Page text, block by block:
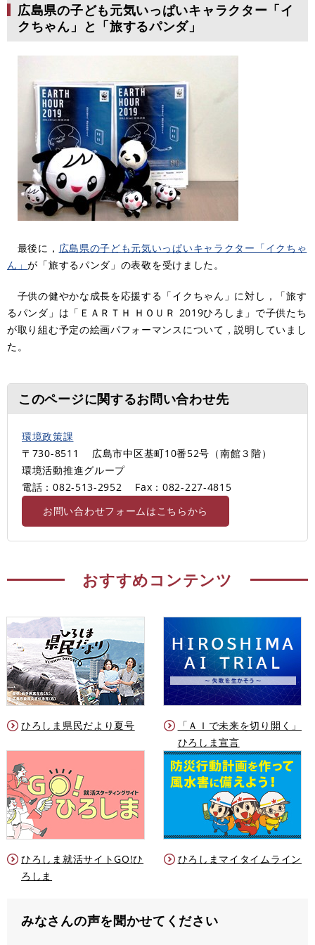
広島県の子ども元気いっぱいキャラクター「イ
クちゃん」と「旅するパンダ」
最後に， 広島県の子ども元気いっぱいキャラクター「イクちゃ
ん」が「旅するパンダ」の表敬を受けました。
子供の健やかな成長を応援する「イクちゃん」に対し，「旅す
るパンダ」は「ＥＡＲＴＨ ＨＯＵＲ 2019ひろしま」で子供たち
が取り組む予定の絵画パフォーマンスについて，説明していまし
た。
このページに関するお問い合わせ先
環境政策課
〒730-8511
広島市中区基町10番52号（南館３階）
環境活動推進グループ
電話：082-513-2952
Fax：082-227-4815
お問い合わせフォームはこちらから
おすすめコンテンツ
ひろしま県民だより夏号
「ＡＩで未来を切り開く」
ひろしま宣言
ひろしま就活サイトGO!ひ
ろしま
ひろしまマイタイムライン
みなさんの声を聞かせてください